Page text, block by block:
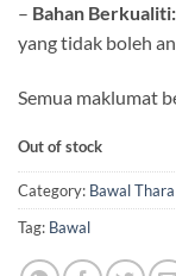
– Bahan Berkualiti:
yang tidak boleh
Semua maklumat
Out of stock
Category: Bawal
Tag: Bawal